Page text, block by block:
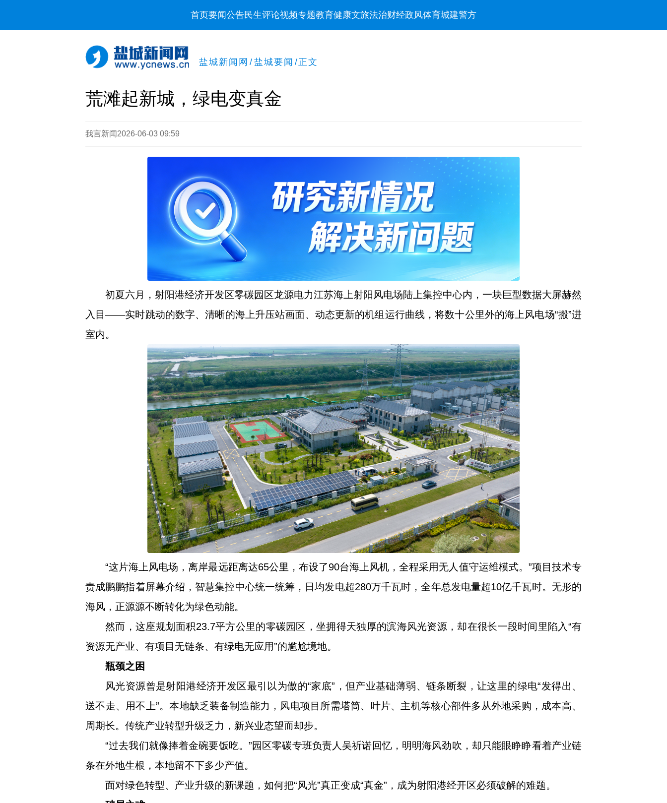
首页要闻公告民生评论视频专题教育健康文旅法治财经政风体育城建警方
盐城新闻网 / 盐城要闻 /正文
荒滩起新城，绿电变真金
我言新闻 2026-06-03 09:59
初夏六月，射阳港经济开发区零碳园区龙源电力江苏海上射阳风电场陆上集控中心内，一块巨型数据大屏赫然
入目——实时跳动的数字、清晰的海上升压站画面、动态更新的机组运行曲线，将数十公里外的海上风电场“搬”进
室内。
“这片海上风电场，离岸最远距离达65公里，布设了90台海上风机，全程采用无人值守运维模式。”项目技术专
责成鹏鹏指着屏幕介绍，智慧集控中心统一统筹，日均发电超280万千瓦时，全年总发电量超10亿千瓦时。无形的
海风，正源源不断转化为绿色动能。
然而，这座规划面积23.7平方公里的零碳园区，坐拥得天独厚的滨海风光资源，却在很长一段时间里陷入“有
资源无产业、有项目无链条、有绿电无应用”的尴尬境地。
瓶颈之困
风光资源曾是射阳港经济开发区最引以为傲的“家底”，但产业基础薄弱、链条断裂，让这里的绿电“发得出、
送不走、用不上”。本地缺乏装备制造能力，风电项目所需塔筒、叶片、主机等核心部件多从外地采购，成本高、
周期长。传统产业转型升级乏力，新兴业态望而却步。
“过去我们就像捧着金碗要饭吃。”园区零碳专班负责人吴祈诺回忆，明明海风劲吹，却只能眼睁睁看着产业链
条在外地生根，本地留不下多少产值。
面对绿色转型、产业升级的新课题，如何把“风光”真正变成“真金”，成为射阳港经开区必须破解的难题。